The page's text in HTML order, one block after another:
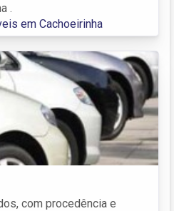
.
em Cachoeirinha
com procedência e